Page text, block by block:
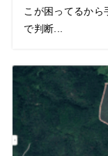
こが困ってるか
で判断...